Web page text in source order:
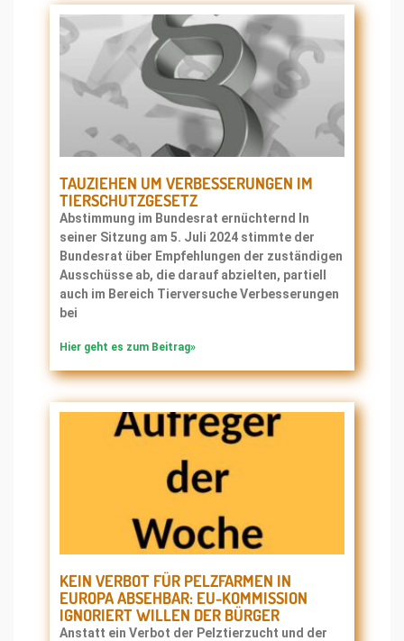
TAUZIEHEN UM VERBESSERUNGEN IM
TIERSCHUTZGESETZ
Abstimmung im Bundesrat ernüchternd In
seiner Sitzung am 5. Juli 2024 stimmte der
Bundesrat über Empfehlungen der zuständigen
Ausschüsse ab, die darauf abzielten, partiell
auch im Bereich Tierversuche Verbesserungen
bei
Hier geht es zum Beitrag»
KEIN VERBOT FÜR PELZFARMEN IN
EUROPA ABSEHBAR: EU-KOMMISSION
IGNORIERT WILLEN DER BÜRGER
Anstatt ein Verbot der Pelztierzucht und der